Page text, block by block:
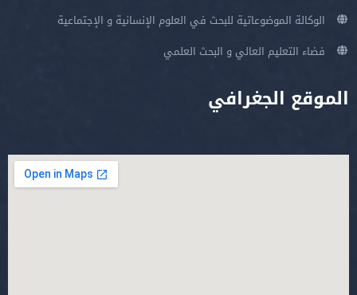
الوكالة الموضوعاتية للبحث في العلوم الإنسانية و الإجتماعية
فضاء التعليم العالي و البحث العلمي
الموقع الجغرافي